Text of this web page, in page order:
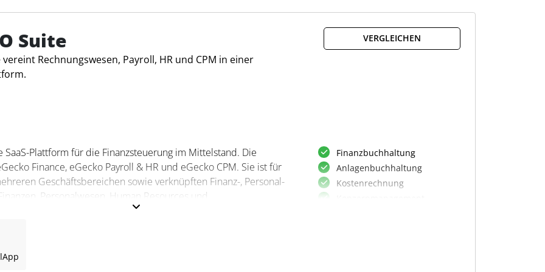
DATEV und ELSTER. Funktionen wie Automatisierung,
die Verwaltung komplexer Unternehmensstrukturen.
Suite
vereint Rechnungswesen, Payroll, HR und CPM in einer
VERGLEICHEN
Plattform für die Finanzsteuerung im Mittelstand. Die
Finance, eGecko Payroll & HR und eGecko CPM. Sie ist für
Geschäftsbereichen sowie verknüpften Finanz-, Personal-
Personalwesen, Human Resources und
Datenbasis miteinander verknüpft.
das Controlling, die Personalabrechnung, HR-Prozesse,
Finanzbuchhaltung
Anlagenbuchhaltung
Kostenrechnung
App